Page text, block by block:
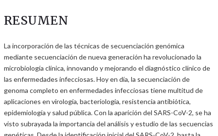
RESUMEN
La incorporación de las técnicas de secuenciación genómica
mediante secuenciación de nueva generación ha revolucionado la
microbiología clínica, innovando y mejorando el diagnóstico clínico de
las enfermedades infecciosas. Hoy en día, la secuenciación de
genoma completo en enfermedades infecciosas tiene multitud de
aplicaciones en virología, bacteriología, resistencia antibiótica,
epidemiología y salud pública. Con la aparición del SARS-CoV-2, se ha
visto subrayada la importancia del análisis y estudio de las secuencias